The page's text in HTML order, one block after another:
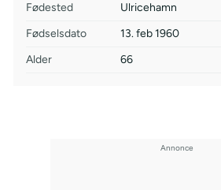
Fødested
Ulricehamn
Fødselsdato
13. feb 1960
Alder
66